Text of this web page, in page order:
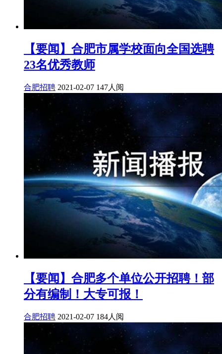
【要闻】合肥市属学校面向全国选聘
23名优秀教师
合肥招聘 2021-02-07 147人阅
【要闻】合肥多个单位公开招聘！部
分有编制！大专可报！
合肥招聘 2021-02-07 184人阅